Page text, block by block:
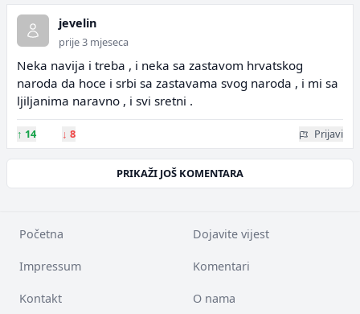
jevelin
prije 3 mjeseca
Neka navija i treba , i neka sa zastavom hrvatskog
naroda da hoce i srbi sa zastavama svog naroda , i mi sa
ljiljanima naravno , i svi sretni .
↑ 14 ↓ 8 Prijavi
PRIKAŽI JOŠ KOMENTARA
Početna Dojavite vijest
Impressum Komentari
Kontakt O nama